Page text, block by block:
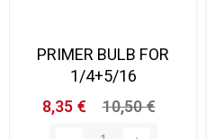
PRIMER BULB FOR
1/4+5/16
8,35 €
10,50 €